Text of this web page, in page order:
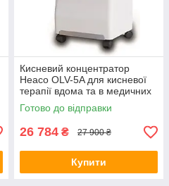
Кисневий концентратор
Heaco OLV-5A для кисневої
терапії вдома та в медичних
закладах
Готово до відправки
26 784 ₴ 27 900 ₴
Купити